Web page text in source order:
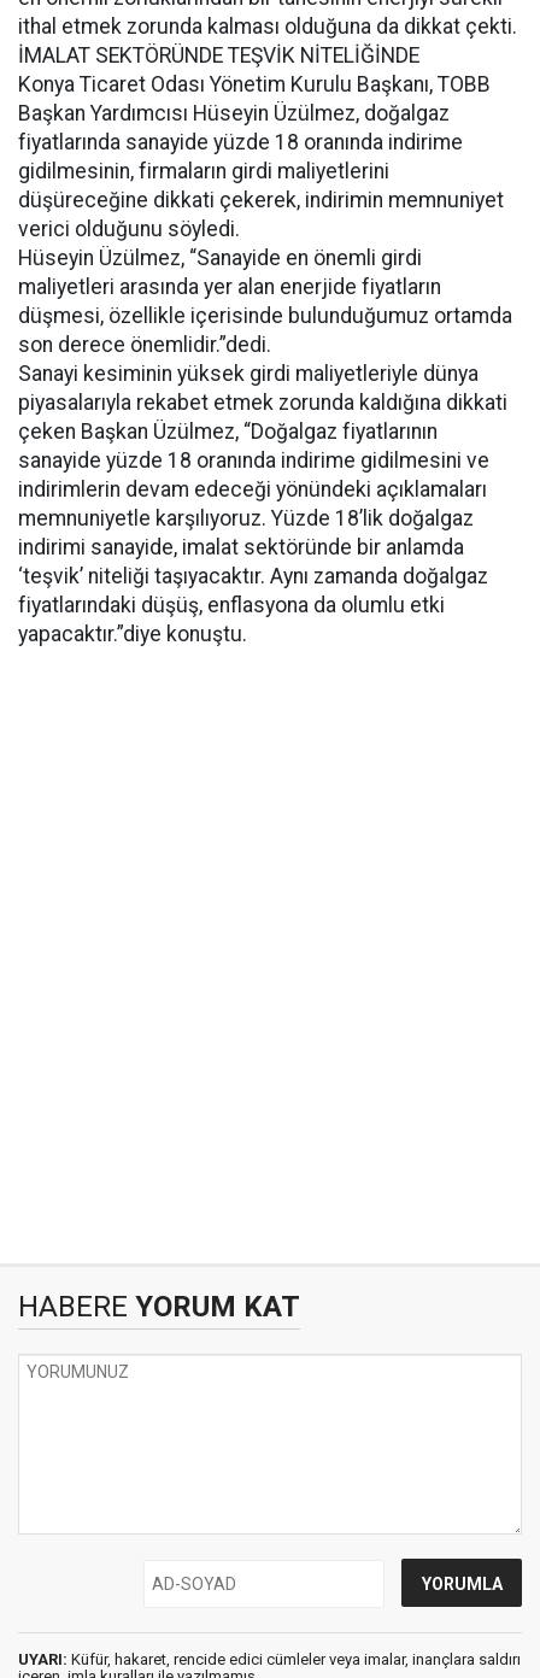
ithal etmek zorunda kalması olduğuna da dikkat çekti.
İMALAT SEKTÖRÜNDE TEŞVİK NİTELİĞİNDE
Konya Ticaret Odası Yönetim Kurulu Başkanı, TOBB
Başkan Yardımcısı Hüseyin Üzülmez, doğalgaz
fiyatlarında sanayide yüzde 18 oranında indirime
gidilmesinin, firmaların girdi maliyetlerini
düşüreceğine dikkati çekerek, indirimin memnuniyet
verici olduğunu söyledi.
Hüseyin Üzülmez, “Sanayide en önemli girdi
maliyetleri arasında yer alan enerjide fiyatların
düşmesi, özellikle içerisinde bulunduğumuz ortamda
son derece önemlidir.”dedi.
Sanayi kesiminin yüksek girdi maliyetleriyle dünya
piyasalarıyla rekabet etmek zorunda kaldığına dikkati
çeken Başkan Üzülmez, “Doğalgaz fiyatlarının
sanayide yüzde 18 oranında indirime gidilmesini ve
indirimlerin devam edeceği yönündeki açıklamaları
memnuniyetle karşılıyoruz. Yüzde 18’lik doğalgaz
indirimi sanayide, imalat sektöründe bir anlamda
‘teşvik’ niteliği taşıyacaktır. Aynı zamanda doğalgaz
fiyatlarındaki düşüş, enflasyona da olumlu etki
yapacaktır.”diye konuştu.
HABERE YORUM KAT
UYARI: Küfür, hakaret, rencide edici cümleler veya imalar, inançlara saldırı